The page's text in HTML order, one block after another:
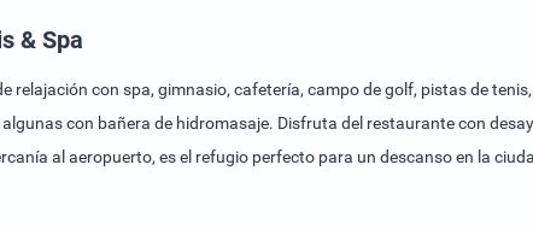
& Spa
relajación con spa, gimnasio, cafetería, campo de golf, pistas de
con bañera de hidromasaje. Disfruta del restaurante con
al aeropuerto, es el refugio perfecto para un descanso en la